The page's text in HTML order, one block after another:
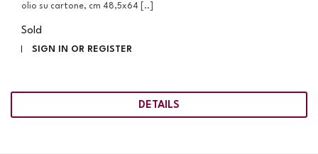
olio su cartone, cm 48,5x64 [..]
Sold
SIGN IN OR REGISTER
DETAILS